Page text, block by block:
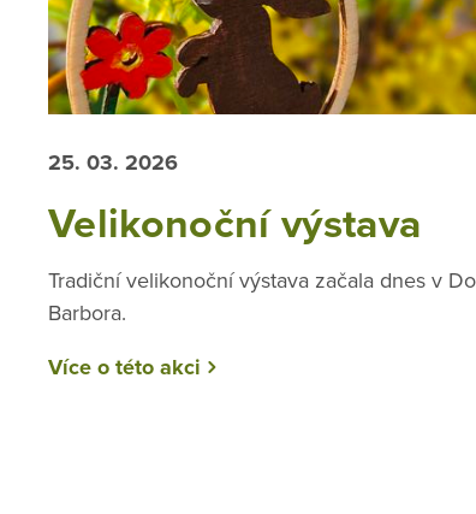
25. 03. 2026
Velikonoční výstava
Tradiční velikonoční výstava začala dnes v
Barbora.
Více o této akci